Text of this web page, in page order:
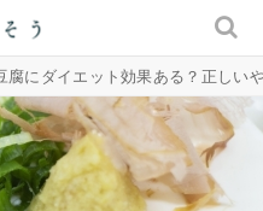
腐にダイエット効果ある？正しい